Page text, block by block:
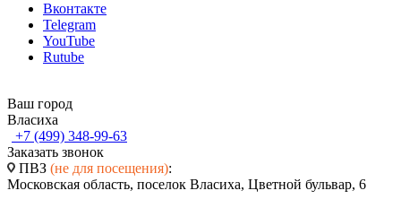
Вконтакте
Telegram
YouTube
Rutube
Ваш город
Власиха
+7 (499) 348-99-63
Заказать звонок
ПВЗ (не для посещения):
Московская область, поселок Власиха, Цветной бульвар, 6